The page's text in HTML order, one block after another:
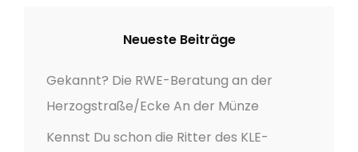
Neueste Beiträge
Gekannt? Die RWE-Beratung an der
Herzogstraße/Ecke An der Münze
Kennst Du schon die Ritter des KLE-